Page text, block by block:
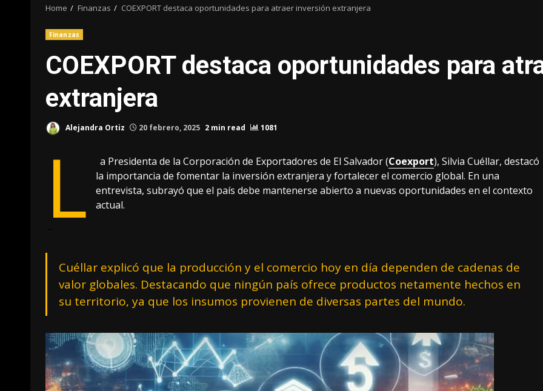
Home Finanzas COEXPORT destaca oportunidades para atraer inversión extranjera
Finanzas
COEXPORT destaca oportunidades para
extranjera
Alejandra Ortiz 20 febrero, 2025 2 min read 1081
L a Presidenta de la Corporación de Exportadores de El Salvador (Coexport), Silvia Cuéllar, destacó
la importancia de fomentar la inversión extranjera y fortalecer el comercio global. En una
entrevista, subrayó que el país debe mantenerse abierto a nuevas oportunidades en el contexto
actual.
Cuéllar explicó que la producción y el comercio hoy en día dependen de cadenas de
valor globales. Destacando que ningún país ofrece productos netamente hechos en
su territorio, ya que los insumos provienen de diversas partes del mundo.